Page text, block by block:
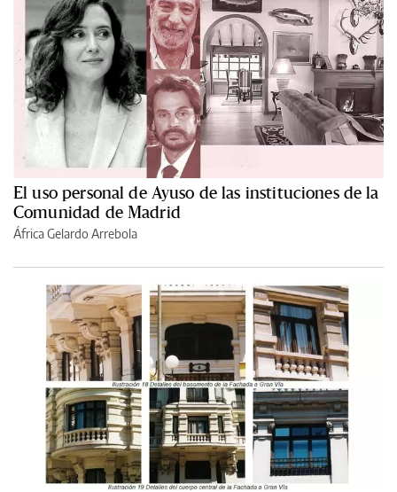
El uso personal de Ayuso de las instituciones de la
Comunidad de Madrid
África Gelardo Arrebola